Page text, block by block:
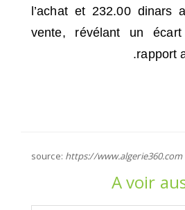
l’achat et 232.00 dinars
vente, révélant un
rapport
source: https://www.algerie360.com
A voir